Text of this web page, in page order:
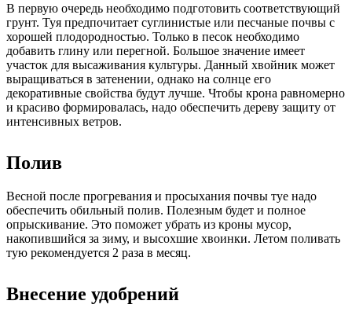
В первую очередь необходимо подготовить соответствующий
грунт. Туя предпочитает суглинистые или песчаные почвы с
хорошей плодородностью. Только в песок необходимо
добавить глину или перегной. Большое значение имеет
участок для высаживания культуры. Данный хвойник может
выращиваться в затенении, однако на солнце его
декоративные свойства будут лучше. Чтобы крона равномерно
и красиво формировалась, надо обеспечить дереву защиту от
интенсивных ветров.
Полив
Весной после прогревания и просыхания почвы туе надо
обеспечить обильный полив. Полезным будет и полное
опрыскивание. Это поможет убрать из кроны мусор,
накопившийся за зиму, и высохшие хвоинки. Летом поливать
тую рекомендуется 2 раза в месяц.
Внесение удобрений